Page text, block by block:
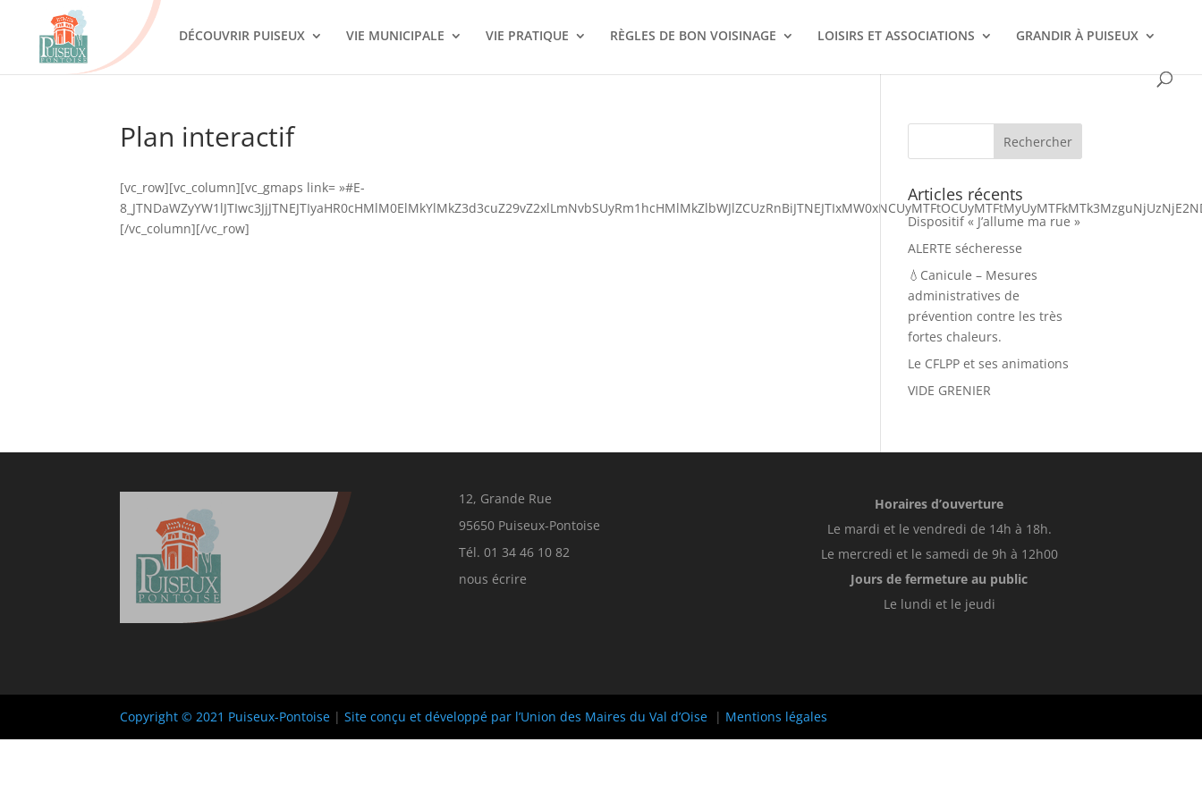
DÉCOUVRIR PUISEUX VIE MUNICIPALE VIE PRATIQUE RÈGLES DE BON VOISINAGE LOISIRS ET ASSOCIATIONS GRANDIR À PUISEUX
Plan interactif
[vc_row][vc_column][vc_gmaps link= »#E-
[/vc_column][/vc_row]
Articles récents
Dispositif « J’allume ma rue »
ALERTE sécheresse
💧Canicule – Mesures
administratives de
prévention contre les très
fortes chaleurs.
Le CFLPP et ses animations
VIDE GRENIER
12, Grande Rue
95650 Puiseux-Pontoise
Tél. 01 34 46 10 82
nous écrire
Horaires d’ouverture
Le mardi et le vendredi de 14h à 18h.
Le mercredi et le samedi de 9h à 12h00
Jours de fermeture au public
Le lundi et le jeudi
Copyright © 2021 Puiseux-Pontoise |Site conçu et développé par l’Union des Maires du Val d’Oise | Mentions légales